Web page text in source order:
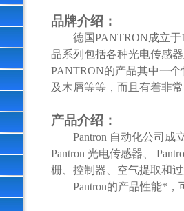
品牌介绍：
德国PANTRON成立
品系列包括各种光电传感
PANTRON的产品其中一
及木屑等等，而且有着非
产品介绍：
Pantron 自动化公司成
Pantron 光电传感器、
栅、控制器、空气提取和
Pantron的产品性能*